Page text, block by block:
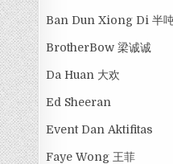
Ban Dun Xiong Di 半
BrotherBow 梁诚诚
Da Huan 大欢
Ed Sheeran
Event Dan Aktifitas
Faye Wong 王菲